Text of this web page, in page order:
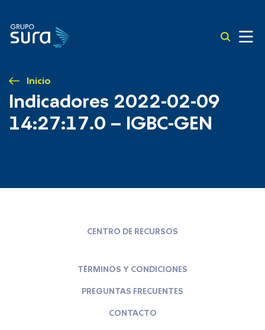
Inicio
Indicadores 2022-02-09
14:27:17.0 – IGBC-GEN
CENTRO DE RECURSOS
TÉRMINOS Y CONDICIONES
PREGUNTAS FRECUENTES
CONTACTO